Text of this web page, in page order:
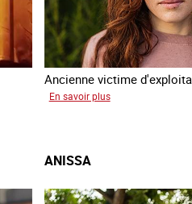
Ancienne victime
En savoir plussur
ANISSA